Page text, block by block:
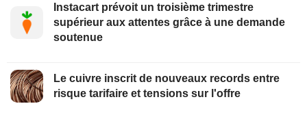
Instacart prévoit un troisième trimestre
supérieur aux attentes grâce à une demande
soutenue
Le cuivre inscrit de nouveaux records entre
risque tarifaire et tensions sur l'offre